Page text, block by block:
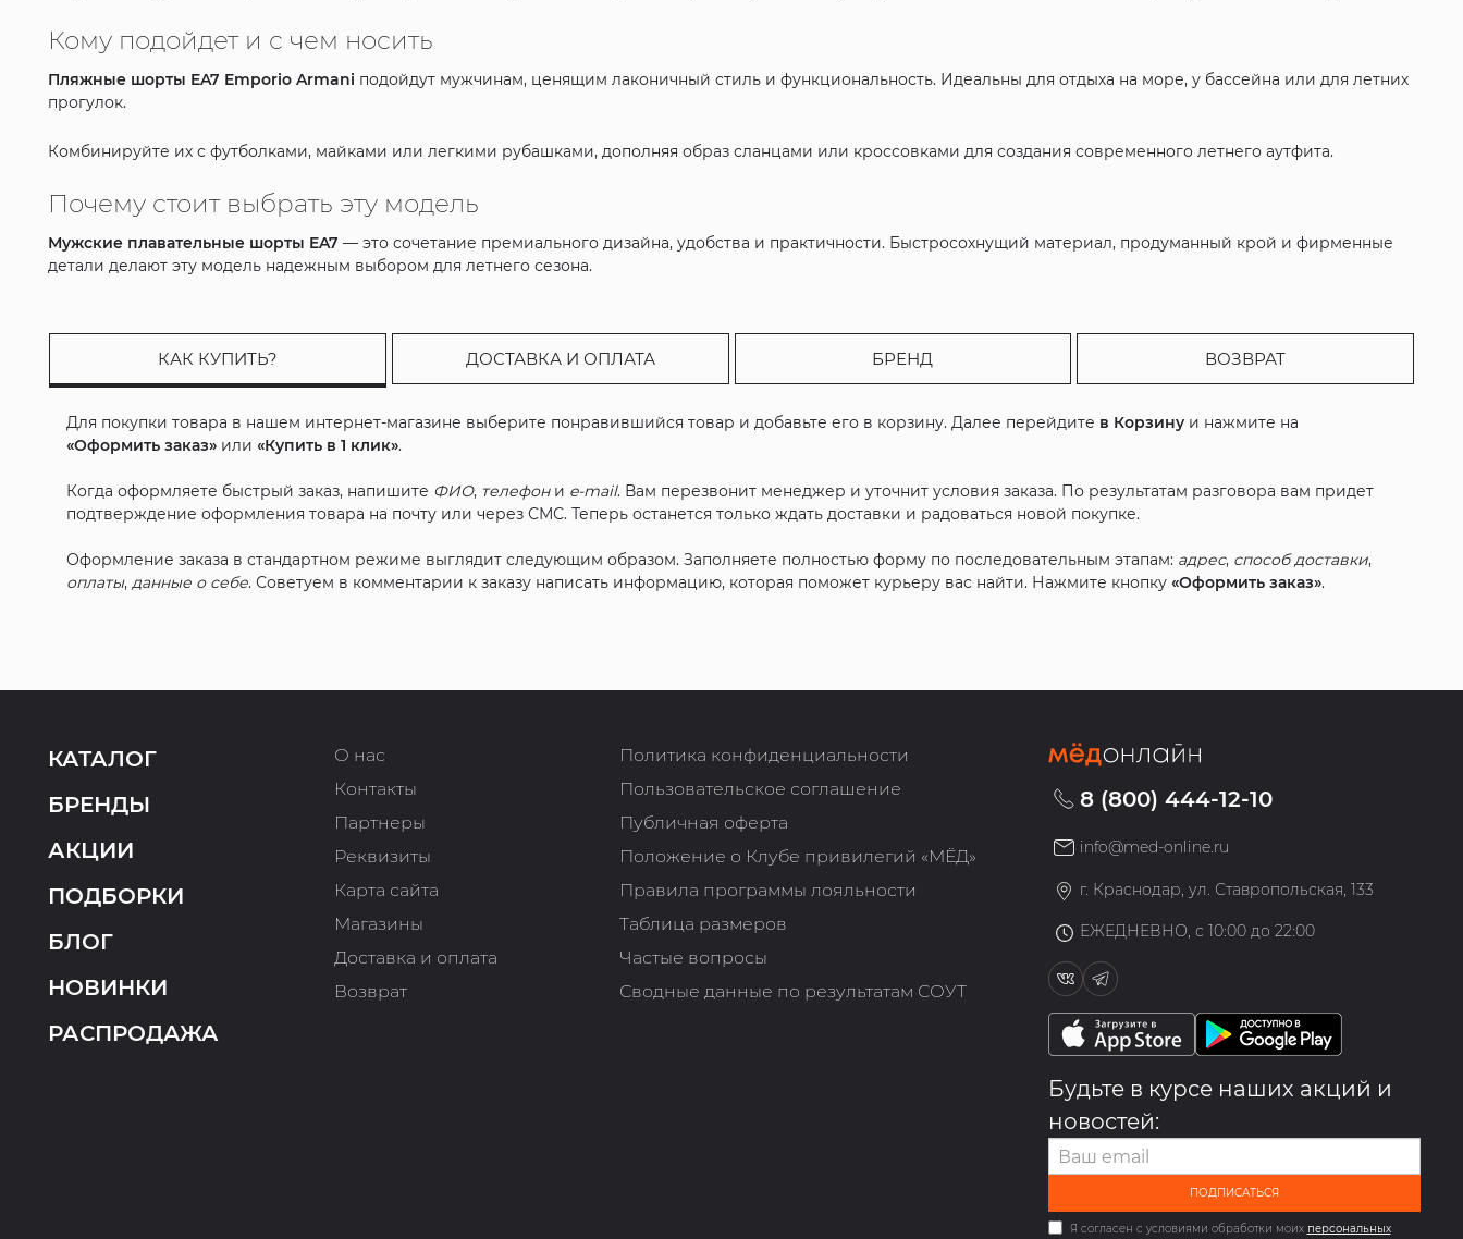
Кому подойдет и с чем носить
Пляжные шорты EA7 Emporio Armani подойдут мужчинам, ценящим лаконичный стиль и функциональность. Идеальны для отдыха на море, у бассейна или для летних
прогулок.
Комбинируйте их с футболками, майками или легкими рубашками, дополняя образ сланцами или кроссовками для создания современного летнего аутфита.
Почему стоит выбрать эту модель
Мужские плавательные шорты EA7 — это сочетание премиального дизайна, удобства и практичности. Быстросохнущий материал, продуманный крой и фирменные
детали делают эту модель надежным выбором для летнего сезона.
КАК КУПИТЬ? ДОСТАВКА И ОПЛАТА БРЕНД ВОЗВРАТ
Для покупки товара в нашем интернет-магазине выберите понравившийся товар и добавьте его в корзину. Далее перейдите в Корзину и нажмите на
«Оформить заказ» или«Купить в 1 клик».
Когда оформляете быстрый заказ, напишите ФИО, телефони e-mail. Вам перезвонит менеджер и уточнит условия заказа. По результатам разговора вам придет
подтверждение оформления товара на почту или через СМС. Теперь останется только ждать доставки и радоваться новой покупке.
Оформление заказа в стандартном режиме выглядит следующим образом. Заполняете полностью форму по последовательным этапам: адрес, способ доставки,
оплаты,данные о себе. Советуем в комментарии к заказу написать информацию, которая поможет курьеру вас найти. Нажмите кнопку«Оформить заказ».
КАТАЛОГ
БРЕНДЫ
АКЦИИ
ПОДБОРКИ
БЛОГ
НОВИНКИ
РАСПРОДАЖА
О нас
Контакты
Партнеры
Реквизиты
Карта сайта
Магазины
Доставка и оплата
Возврат
Политика конфиденциальности
Пользовательское соглашение
Публичная оферта
Положение о Клубе привилегий «МЁД»
Правила программы лояльности
Таблица размеров
Частые вопросы
Сводные данные по результатам СОУТ
8 (800) 444-12-10
info@med-online.ru
г. Краснодар, ул. Ставропольская, 133
ЕЖЕДНЕВНО, с 10:00 до 22:00
Будьте в курсе наших акций и
новостей:
ПОДПИСАТЬСЯ
Я согласен с условиями обработки моих персональных